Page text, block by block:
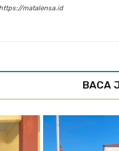
https://matalensa.id
BACA